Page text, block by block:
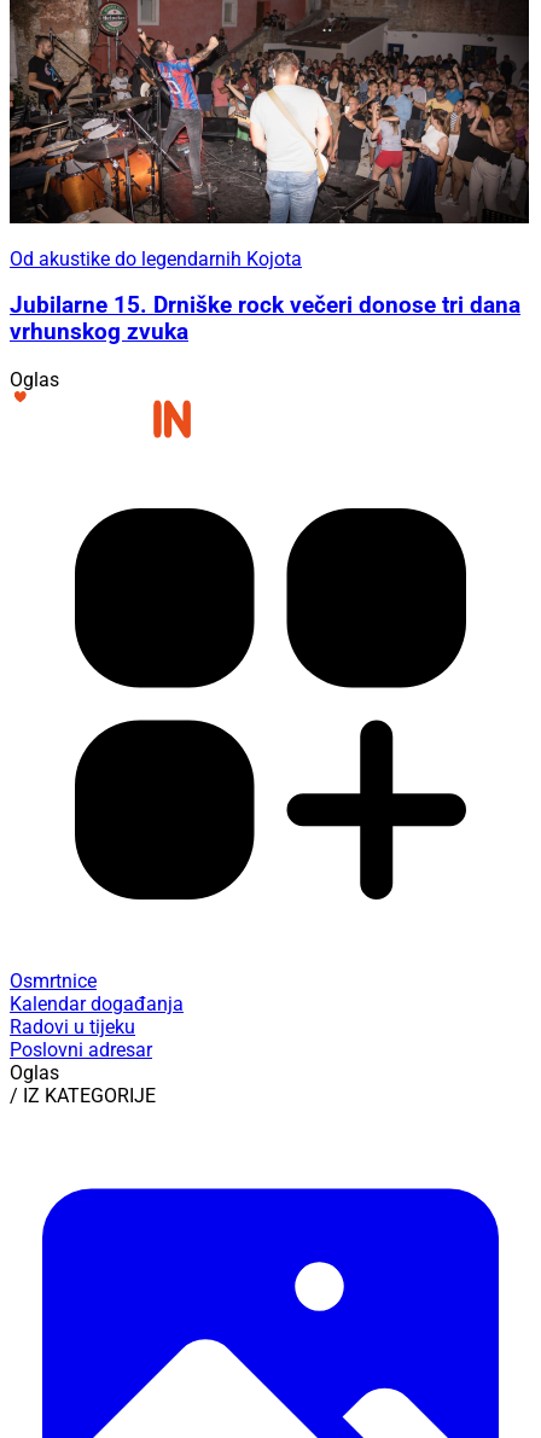
Od akustike do legendarnih Kojota
Jubilarne 15. Drniške rock večeri donose tri dana
vrhunskog zvuka
Oglas
Osmrtnice
Kalendar događanja
Radovi u tijeku
Poslovni adresar
Oglas
/ IZ KATEGORIJE